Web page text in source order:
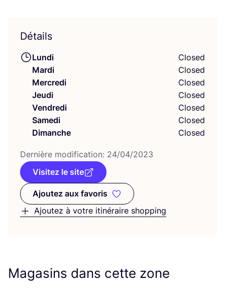
Détails
Lundi
Closed
Mardi
Closed
Mercredi
Closed
Jeudi
Closed
Vendredi
Closed
Samedi
Closed
Dimanche
Closed
Der­nière modi­fi­ca­tion: 24/04/2023
Visitez le site
Ajoutez aux favoris
Ajoutez aux favoris
Ajoutez à votre itinéraire shopping
Magasins dans cette zone